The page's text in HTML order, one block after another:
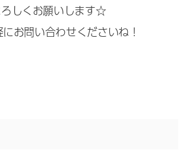
しくお願いします☆
お問い合わせくださいね！